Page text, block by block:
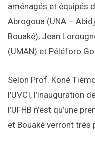
aménagés et équipés
Abrogoua (UNA –
Bouaké), Jean
(UMAN) et Péléforo
Selon Prof. Koné
l’UVCI, l’inauguration
l’UFHB n’est qu’une
et Bouaké verront très